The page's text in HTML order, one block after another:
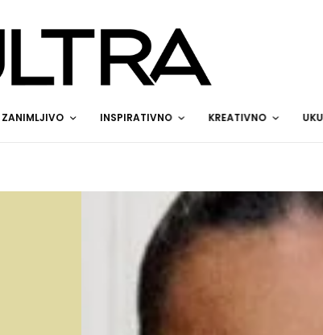
ZANIMLJIVO INSPIRATIVNO KREATIVNO